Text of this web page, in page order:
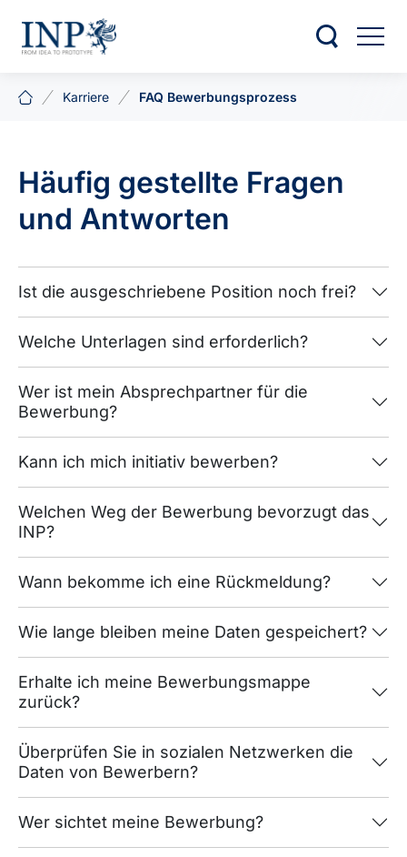
Karriere FAQ Bewerbungsprozess
Häufig gestellte Fragen
und Antworten
Ist die ausgeschriebene Position noch frei?
Welche Unterlagen sind erforderlich?
Wer ist mein Absprechpartner für die
Bewerbung?
Kann ich mich initiativ bewerben?
Welchen Weg der Bewerbung bevorzugt das
INP?
Wann bekomme ich eine Rückmeldung?
Wie lange bleiben meine Daten gespeichert?
Erhalte ich meine Bewerbungsmappe
zurück?
Überprüfen Sie in sozialen Netzwerken die
Daten von Bewerbern?
Wer sichtet meine Bewerbung?